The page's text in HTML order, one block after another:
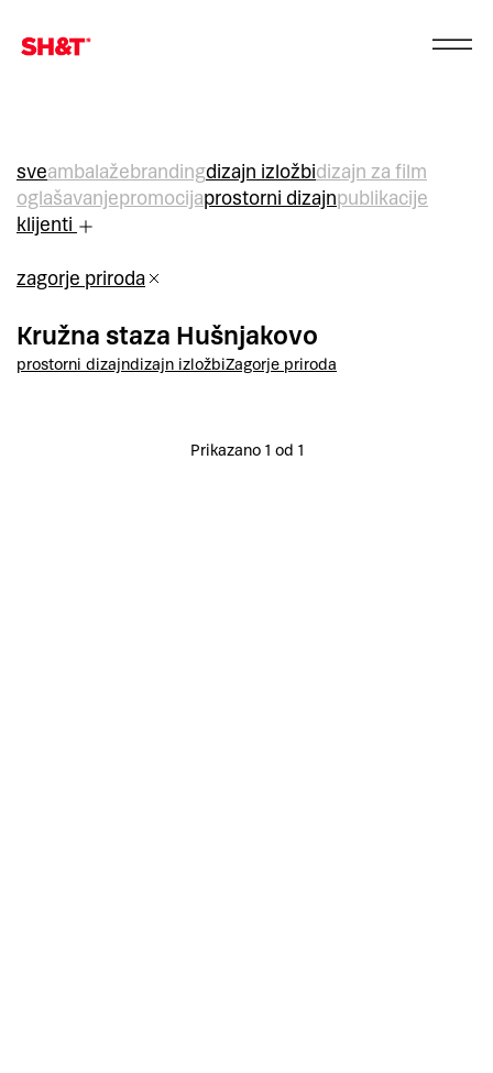
sveambalažebrandingdizajn izložbidizajn za film
oglašavanjepromocijaprostorni dizajnpublikacije
klijenti
zagorje priroda
Kružna staza Hušnjakovo
prostorni dizajndizajn izložbiZagorje priroda
Prikazano 1 od 1